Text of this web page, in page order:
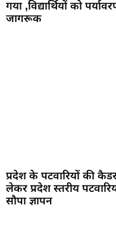
गया ,विद्यार्थियों को
जागरूक
प्रदेश के पटवारियों की
लेकर प्रदेश स्तरीय
सौपा ज्ञापन